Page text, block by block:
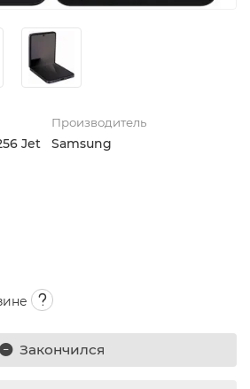
Jet
Производитель
Samsung
Закончился